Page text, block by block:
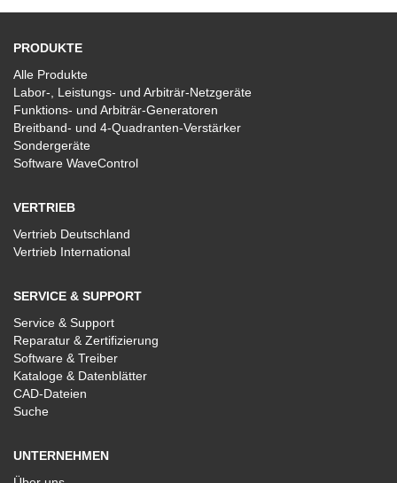
PRODUKTE
Alle Produkte
Labor-, Leistungs- und Arbiträr-Netzgeräte
Funktions- und Arbiträr-Generatoren
Breitband- und 4-Quadranten-Verstärker
Sondergeräte
Software WaveControl
VERTRIEB
Vertrieb Deutschland
Vertrieb International
SERVICE & SUPPORT
Service & Support
Reparatur & Zertifizierung
Software & Treiber
Kataloge & Datenblätter
CAD-Dateien
Suche
UNTERNEHMEN